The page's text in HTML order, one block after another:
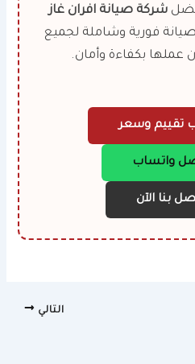
شركة صيانة افران غاز
فورية وشاملة لجميع
عملها بكفاءة وأمان.
تقييم وسعر
واتساب
بنا الآن
التالي